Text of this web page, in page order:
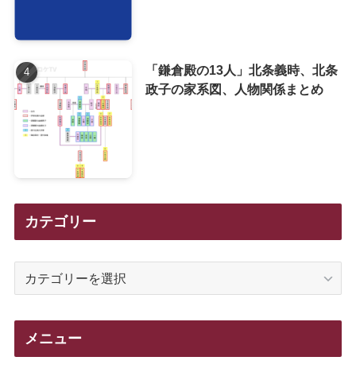
「鎌倉殿の13人」北条義時、北条
政子の家系図、人物関係まとめ
カテゴリー
メニュー